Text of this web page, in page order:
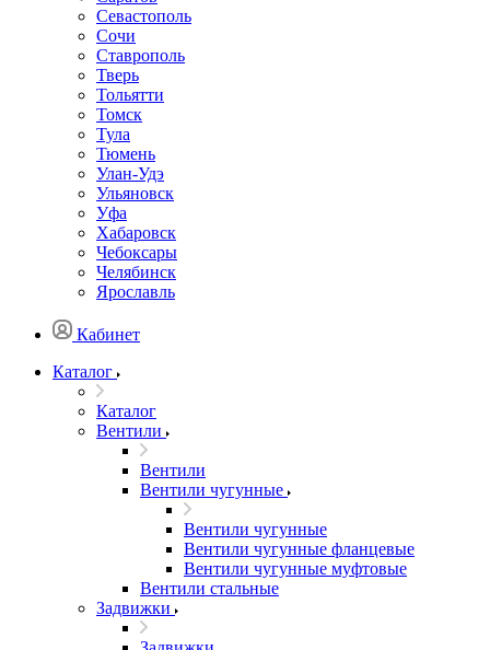
Севастополь
Сочи
Ставрополь
Тверь
Тольятти
Томск
Тула
Тюмень
Улан-Удэ
Ульяновск
Уфа
Хабаровск
Чебоксары
Челябинск
Ярославль
Кабинет
Каталог
Каталог
Вентили
Вентили
Вентили чугунные
Вентили чугунные
Вентили чугунные фланцевые
Вентили чугунные муфтовые
Вентили стальные
Задвижки